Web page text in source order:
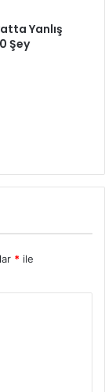
Yanlış
Şey
* ile